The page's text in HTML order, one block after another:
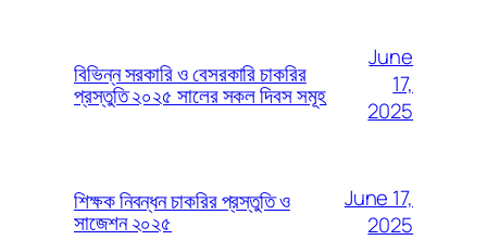
বিভিন্ন সরকারি ও বেসরকারি চাকরির
প্রস্তুতি ২০২৫ সালের সকল দিবস সমূহ
June
17,
2025
শিক্ষক নিবন্ধন চাকরির প্রস্তুতি ও
সাজেশন ২০২৫
June 17,
2025